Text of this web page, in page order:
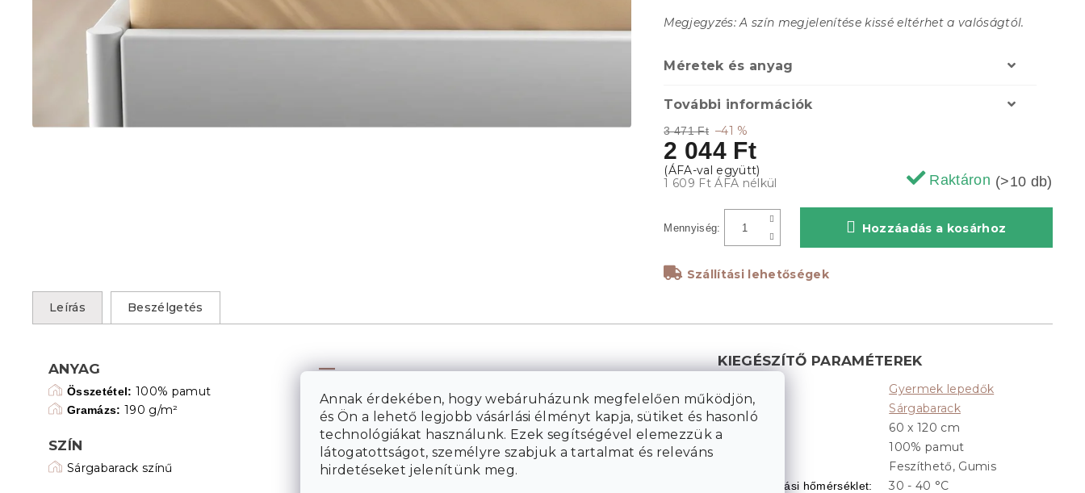
Annak érdekében, hogy webáruházunk megfelelően működjön,
és Ön a lehető legjobb vásárlási élményt kapja, sütiket és hasonló
technológiákat használunk. Ezek segítségével elemezzük a
látogatottságot, személyre szabjuk a tartalmat és releváns
hirdetéseket jelenítünk meg.
3 471 Ft –41 %
2 044 Ft
1 609 Ft ÁFA nélkül Raktáron (>10 db)
Szállítási lehetőségek
Hozzáadás a kosárhoz
Megjegyzés: A szín megjelenítése kissé eltérhet a valóságtól.
Méretek és anyag
További információk
Leírás Beszélgetés
ANYAG
Összetétel: 100% pamut
Gramázs: 190 g/m²
SZÍN
Sárgabarack színű
KIEGÉSZÍTŐ PARAMÉTEREK
Gyermek lepedők
Színek: Sárgabarack
60 x 120 cm
100% pamut
Feszíthető, Gumis
Ajánlott mosási hőmérséklet: 30 - 40 °C